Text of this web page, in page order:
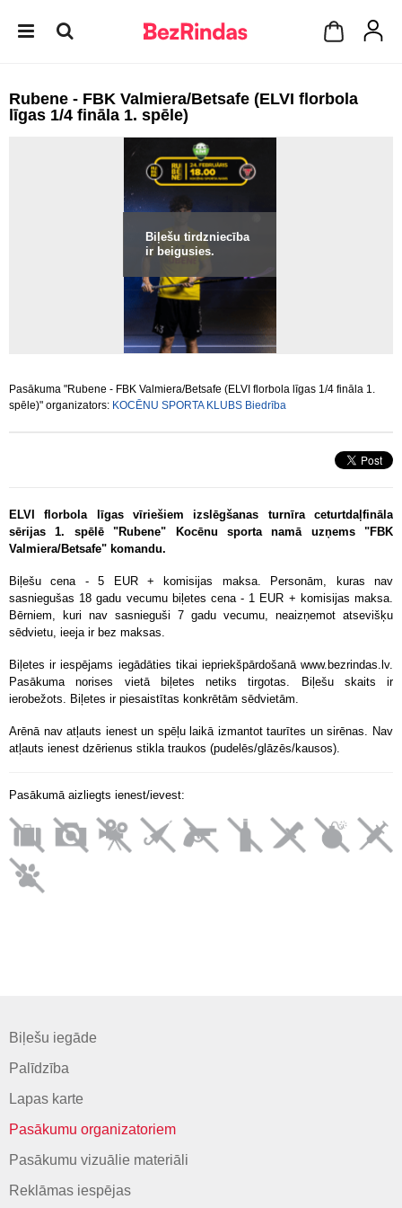
Rubene - FBK Valmiera/Betsafe (ELVI florbola
līgas 1/4 fināla 1. spēle)
Biļešu tirdzniecība
ir beigusies.
Pasākuma "Rubene - FBK Valmiera/Betsafe (ELVI florbola līgas 1/4 fināla 1.
spēle)" organizators: KOCĒNU SPORTA KLUBS Biedrība
ELVI florbola līgas vīriešiem izslēgšanas turnīra ceturtdaļfināla
sērijas 1. spēlē "Rubene" Kocēnu sporta namā uzņems "FBK
Valmiera/Betsafe" komandu.
Biļešu cena - 5 EUR + komisijas maksa. Personām, kuras nav
sasniegušas 18 gadu vecumu biļetes cena - 1 EUR + komisijas maksa.
Bērniem, kuri nav sasnieguši 7 gadu vecumu, neaizņemot atsevišķu
sēdvietu, ieeja ir bez maksas.
Biļetes ir iespējams iegādāties tikai iepriekšpārdošanā www.bezrindas.lv.
Pasākuma norises vietā biļetes netiks tirgotas. Biļešu skaits ir
ierobežots. Biļetes ir piesaistītas konkrētām sēdvietām.
Arēnā nav atļauts ienest un spēļu laikā izmantot taurītes un sirēnas. Nav
atļauts ienest dzērienus stikla traukos (pudelēs/glāzēs/kausos).
Pasākumā aizliegts ienest/ievest:
Biļešu iegāde
Palīdzība
Lapas karte
Pasākumu organizatoriem
Pasākumu vizuālie materiāli
Reklāmas iespējas